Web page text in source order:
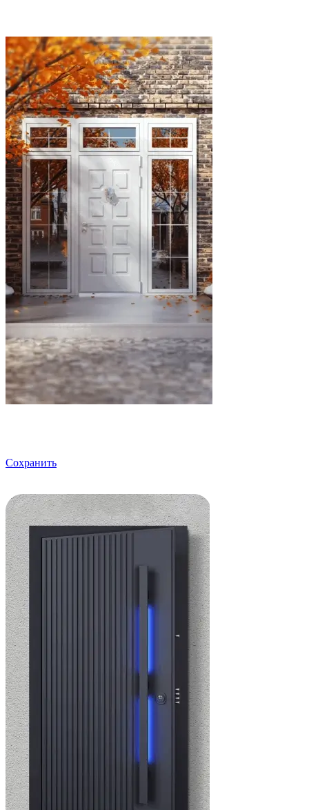
Сохранить